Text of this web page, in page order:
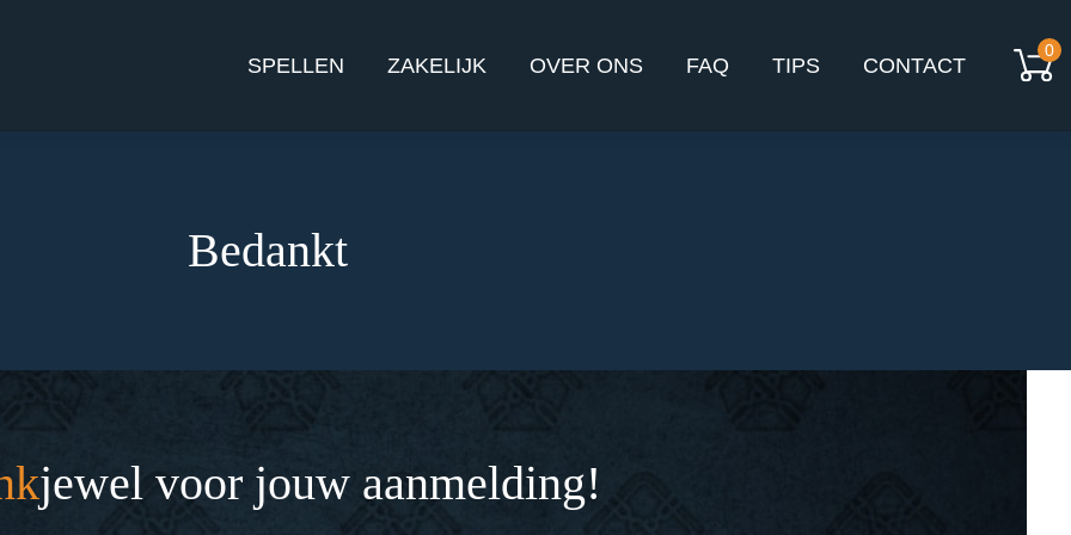
SPELLEN ZAKELIJK OVER ONS FAQ TIPS CONTACT
0
Bedankt
jewel voor jouw aanmelding!